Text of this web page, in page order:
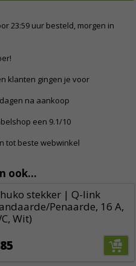
23:59 uur besteld, morgen in
klanten gingen je voor
na aankoop
een 9.1/10
tot beste webwinkel
ook...
stekker | Q-link
Penaarde, 16 A,
Wit)